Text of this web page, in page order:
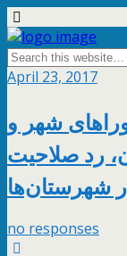
April 23, 2017
شهر و
رد صلاحیت
شهرستان‌ها
no responses